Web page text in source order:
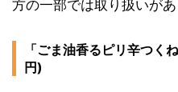
方の一部では取り扱いがあ
「ごま油香るピリ辛つく
円)